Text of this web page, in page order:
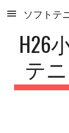
Skip to main
ソフトテ
H26
テ